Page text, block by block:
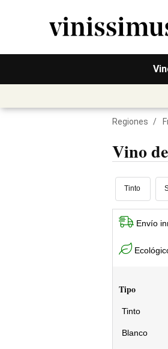
Regiones /
Vino
Tinto
Envío
Tipo
Tinto
Blanco